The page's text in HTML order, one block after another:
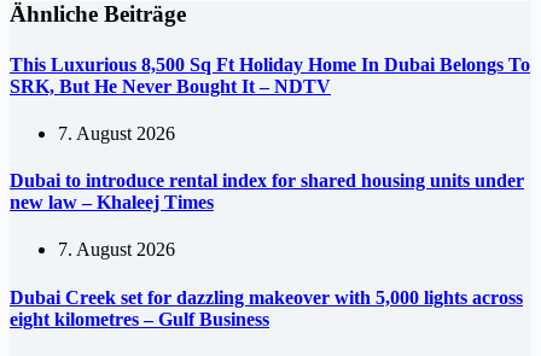
Ähnliche Beiträge
This Luxurious 8,500 Sq Ft Holiday Home In Dubai Belongs To
SRK, But He Never Bought It – NDTV
7. August 2026
Dubai to introduce rental index for shared housing units under
new law – Khaleej Times
7. August 2026
Dubai Creek set for dazzling makeover with 5,000 lights across
eight kilometres – Gulf Business